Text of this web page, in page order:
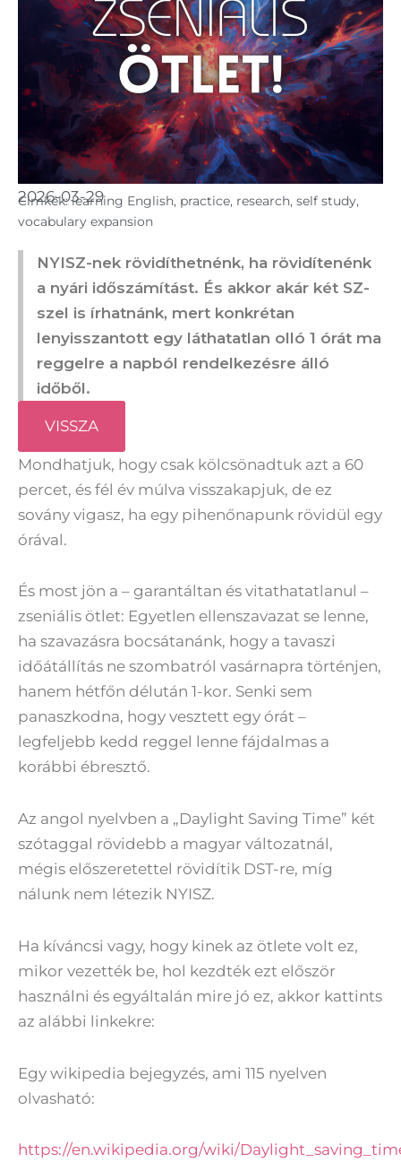
2026-03-29
Cimkék: learning English, practice, research, self study,
vocabulary expansion
NYISZ-nek rövidíthetnénk, ha rövidítenénk
a nyári időszámítást. És akkor akár két SZ-
szel is írhatnánk, mert konkrétan
lenyisszantott egy láthatatlan olló 1 órát ma
reggelre a napból rendelkezésre álló
időből.
VISSZA
Mondhatjuk, hogy csak kölcsönadtuk azt a 60
percet, és fél év múlva visszakapjuk, de ez
sovány vigasz, ha egy pihenőnapunk rövidül egy
órával.
És most jön a – garantáltan és vitathatatlanul –
zseniális ötlet: Egyetlen ellenszavazat se lenne,
ha szavazásra bocsátanánk, hogy a tavaszi
időátállítás ne szombatról vasárnapra történjen,
hanem hétfőn délután 1-kor. Senki sem
panaszkodna, hogy vesztett egy órát –
legfeljebb kedd reggel lenne fájdalmas a
korábbi ébresztő.
Az angol nyelvben a „Daylight Saving Time” két
szótaggal rövidebb a magyar változatnál,
mégis előszeretettel rövidítik DST-re, míg
nálunk nem létezik NYISZ.
Ha kíváncsi vagy, hogy kinek az ötlete volt ez,
mikor vezették be, hol kezdték ezt először
használni és egyáltalán mire jó ez, akkor kattints
az alábbi linkekre:
Egy wikipedia bejegyzés, ami 115 nyelven
olvasható:
https://en.wikipedia.org/wiki/